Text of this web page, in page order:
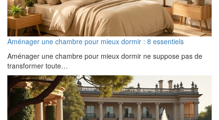
Aménager une chambre pour mieux dormir : 8 essentiels
Aménager une chambre pour mieux dormir ne suppose pas de
transformer toute…